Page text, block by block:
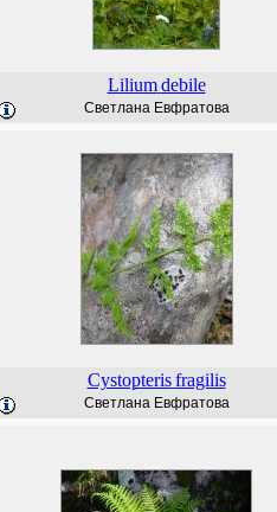
Lilium debile
Светлана Евфратова
Cystopteris fragilis
Светлана Евфратова